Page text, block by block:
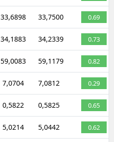
33,6898 33,7500 0.69
34,1883 34,2339 0.73
59,0083 59,1179 0.82
7,0704 7,0812 0.29
0,5822 0,5825 0.65
5,0214 5,0442 0.62